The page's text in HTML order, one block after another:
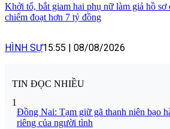
Khởi tố, bắt giam hai phụ nữ làm giả hồ sơ
chiếm đoạt hơn 7 tỷ đồng
HÌNH SỰ15:55 | 08/08/2026
TIN ĐỌC NHIỀU
1
Đồng Nai: Tạm giữ gã thanh niên bạo
riêng của người tình